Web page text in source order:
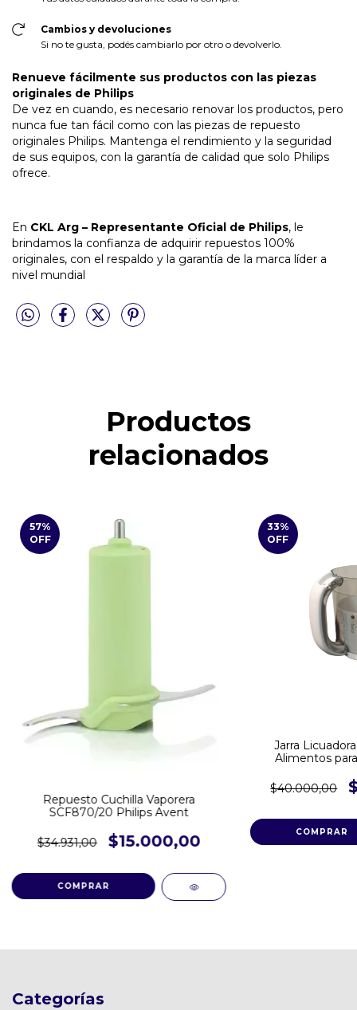
Cambios y devoluciones
Si no te gusta, podés cambiarlo por otro o devolverlo.
Renueve fácilmente sus productos con las piezas
originales de Philips
De vez en cuando, es necesario renovar los productos, pero
nunca fue tan fácil como con las piezas de repuesto
originales Philips. Mantenga el rendimiento y la seguridad
de sus equipos, con la garantía de calidad que solo Philips
ofrece.
En CKL Arg – Representante Oficial de Philips, le
brindamos la confianza de adquirir repuestos 100%
originales, con el respaldo y la garantía de la marca líder a
nivel mundial
Productos
relacionados
57%
OFF
Repuesto Cuchilla Vaporera
SCF870/20 Philips Avent
$34.931,00 $15.000,00
33%
OFF
Jarra
Alimentos
$40.000,00
Categorías